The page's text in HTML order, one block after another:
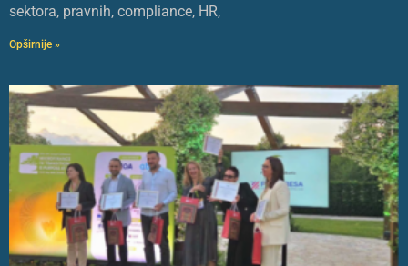
sektora, pravnih, compliance, HR,
Opširnije »